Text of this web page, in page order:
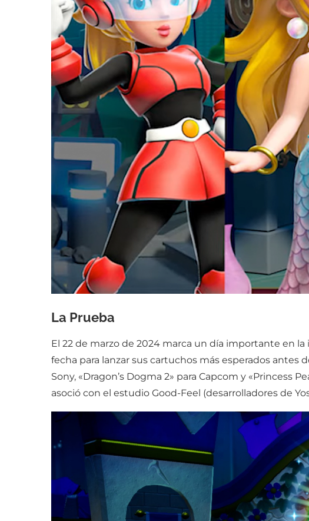
La Prueba
El 22 de marzo de 2024 marca un día importante en
fecha para lanzar sus cartuchos más esperados antes
Sony, «Dragon’s Dogma 2» para Capcom y «Princess
asoció con el estudio Good-Feel (desarrolladores de